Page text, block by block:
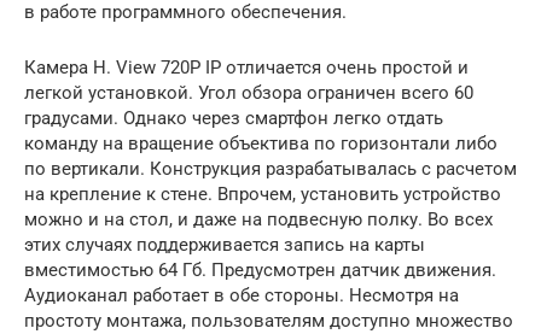
в работе программного обеспечения.
Камера H. View 720P IP отличается очень простой и
легкой установкой. Угол обзора ограничен всего 60
градусами. Однако через смартфон легко отдать
команду на вращение объектива по горизонтали либо
по вертикали. Конструкция разрабатывалась с расчетом
на крепление к стене. Впрочем, установить устройство
можно и на стол, и даже на подвесную полку. Во всех
этих случаях поддерживается запись на карты
вместимостью 64 Гб. Предусмотрен датчик движения.
Аудиоканал работает в обе стороны. Несмотря на
простоту монтажа, пользователям доступно множество